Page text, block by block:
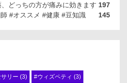
197
、どっちの方が痛みに効きます
#オススメ #健康 #豆知識
145
リー (3) #ウィズペティ (3)